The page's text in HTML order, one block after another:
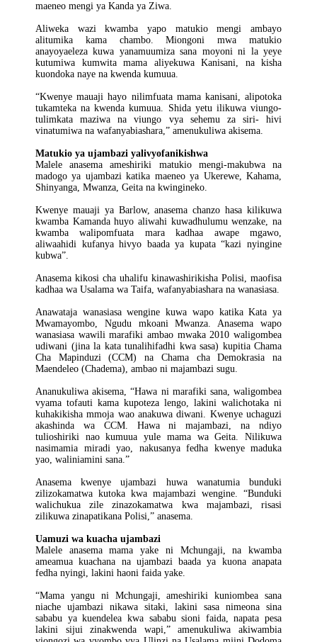
maeneo mengi ya Kanda ya Ziwa.
Aliweka wazi kwamba yapo matukio mengi ambayo
alitumika kama chambo. Miongoni mwa matukio
anayoyaeleza kuwa yanamuumiza sana moyoni ni la yeye
kutumiwa kumwita mama aliyekuwa Kanisani, na kisha
kuondoka naye na kwenda kumuua.
“Kwenye mauaji hayo nilimfuata mama kanisani, alipotoka
tukamteka na kwenda kumuua. Shida yetu ilikuwa viungo-
tulimkata maziwa na viungo vya sehemu za siri- hivi
vinatumiwa na wafanyabiashara,” amenukuliwa akisema.
Matukio ya ujambazi yalivyofanikishwa
Malele anasema ameshiriki matukio mengi-makubwa na
madogo ya ujambazi katika maeneo ya Ukerewe, Kahama,
Shinyanga, Mwanza, Geita na kwingineko.
Kwenye mauaji ya Barlow, anasema chanzo hasa kilikuwa
kwamba Kamanda huyo aliwahi kuwadhulumu wenzake, na
kwamba walipomfuata mara kadhaa awape mgawo,
aliwaahidi kufanya hivyo baada ya kupata “kazi nyingine
kubwa”.
Anasema kikosi cha uhalifu kinawashirikisha Polisi, maofisa
kadhaa wa Usalama wa Taifa, wafanyabiashara na wanasiasa.
Anawataja wanasiasa wengine kuwa wapo katika Kata ya
Mwamayombo, Ngudu mkoani Mwanza. Anasema wapo
wanasiasa wawili marafiki ambao mwaka 2010 waligombea
udiwani (jina la kata tunalihifadhi kwa sasa) kupitia Chama
Cha Mapinduzi (CCM) na Chama cha Demokrasia na
Maendeleo (Chadema), ambao ni majambazi sugu.
Ananukuliwa akisema, “Hawa ni marafiki sana, waligombea
vyama tofauti kama kupoteza lengo, lakini walichotaka ni
kuhakikisha mmoja wao anakuwa diwani. Kwenye uchaguzi
akashinda wa CCM. Hawa ni majambazi, na ndiyo
tulioshiriki nao kumuua yule mama wa Geita. Nilikuwa
nasimamia miradi yao, nakusanya fedha kwenye maduka
yao, waliniamini sana.”
Anasema kwenye ujambazi huwa wanatumia bunduki
zilizokamatwa kutoka kwa majambazi wengine. “Bunduki
walichukua zile zinazokamatwa kwa majambazi, risasi
zilikuwa zinapatikana Polisi,” anasema.
Uamuzi wa kuacha ujambazi
Malele anasema mama yake ni Mchungaji, na kwamba
ameamua kuachana na ujambazi baada ya kuona anapata
fedha nyingi, lakini haoni faida yake.
“Mama yangu ni Mchungaji, ameshiriki kuniombea sana
niache ujambazi nikawa sitaki, lakini sasa nimeona sina
sababu ya kuendelea kwa sababu sioni faida, napata pesa
lakini sijui zinakwenda wapi,” amenukuliwa akiwambia